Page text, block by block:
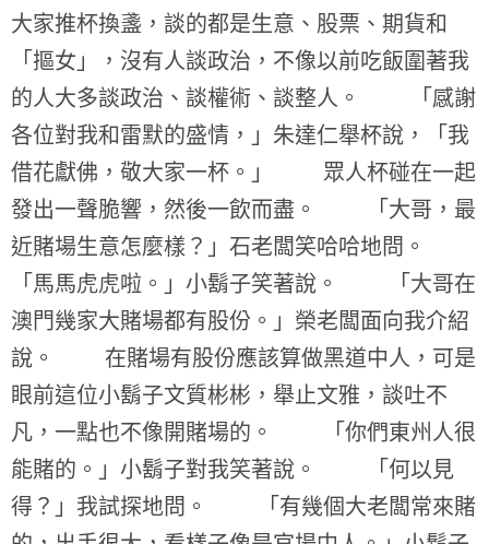
大家推杯換盞，談的都是生意、股票、期貨和
「摳女」，沒有人談政治，不像以前吃飯圍著我
的人大多談政治、談權術、談整人。 「感謝
各位對我和雷默的盛情，」朱達仁舉杯說，「我
借花獻佛，敬大家一杯。」 眾人杯碰在一起
發出一聲脆響，然後一飲而盡。 「大哥，最
近賭場生意怎麼樣？」石老闆笑哈哈地問。
「馬馬虎虎啦。」小鬍子笑著說。 「大哥在
澳門幾家大賭場都有股份。」榮老闆面向我介紹
說。 在賭場有股份應該算做黑道中人，可是
眼前這位小鬍子文質彬彬，舉止文雅，談吐不
凡，一點也不像開賭場的。 「你們東州人很
能賭的。」小鬍子對我笑著說。 「何以見
得？」我試探地問。 「有幾個大老闆常來賭